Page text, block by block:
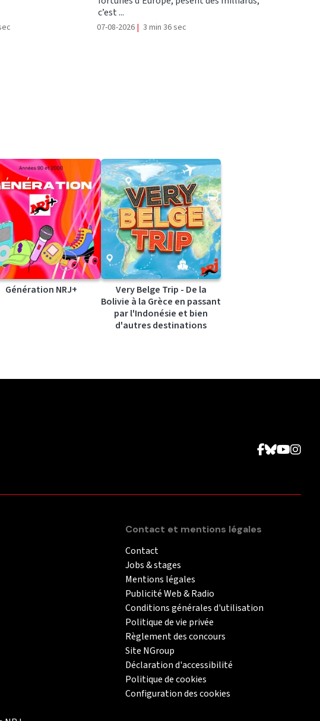
c’est ...
07-08-2026 | 3 min 36 sec
Génération NRJ+
Very Belge Trip - De la
Bolivie à la Grèce en passant
par l'Indonésie et bien
d'autres destinations
Contact et mentions légales
Contact
Jobs & stages
Mentions légales
Publicité Web & Radio
Conditions générales d'utilisation
Politique de vie privée
Règlement des concours
Site NGroup
Déclaration d'accessibilité
Politique de cookies
Configuration des cookies